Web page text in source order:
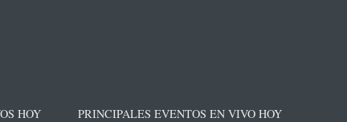
HOY PRINCIPALES EVENTOS EN VIVO HOY